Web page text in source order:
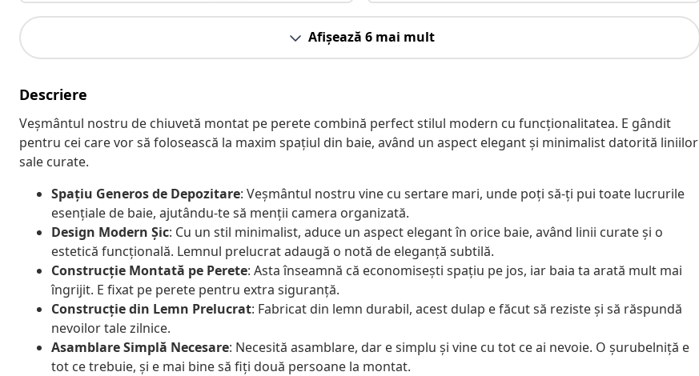
Afișează 6 mai mult
Descriere
Veșmântul nostru de chiuvetă montat pe perete combină perfect stilul modern cu funcționalitatea. E gândit
pentru cei care vor să folosească la maxim spațiul din baie, având un aspect elegant și minimalist datorită liniilor
sale curate.
Spațiu Generos de Depozitare: Veșmântul nostru vine cu sertare mari, unde poți să-ți pui toate lucrurile
esențiale de baie, ajutându-te să menții camera organizată.
Design Modern Șic: Cu un stil minimalist, aduce un aspect elegant în orice baie, având linii curate și o
estetică funcțională. Lemnul prelucrat adaugă o notă de eleganță subtilă.
Construcție Montată pe Perete: Asta înseamnă că economisești spațiu pe jos, iar baia ta arată mult mai
îngrijit. E fixat pe perete pentru extra siguranță.
Construcție din Lemn Prelucrat: Fabricat din lemn durabil, acest dulap e făcut să reziste și să răspundă
nevoilor tale zilnice.
Asamblare Simplă Necesare: Necesită asamblare, dar e simplu și vine cu tot ce ai nevoie. O șurubelniță e
tot ce trebuie, și e mai bine să fiți două persoane la montat.